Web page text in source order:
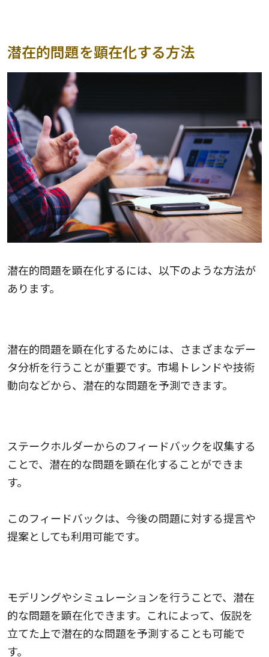
潜在的問題を顕在化する方法
潜在的問題を顕在化するには、以下のような方法が
あります。
潜在的問題を顕在化するためには、さまざまなデー
タ分析を行うことが重要です。市場トレンドや技術
動向などから、潜在的な問題を予測できます。
ステークホルダーからのフィードバックを収集する
ことで、潜在的な問題を顕在化することができま
す。
このフィードバックは、今後の問題に対する提言や
提案としても利用可能です。
モデリングやシミュレーションを行うことで、潜在
的な問題を顕在化できます。これによって、仮説を
立てた上で潜在的な問題を予測することも可能で
す。